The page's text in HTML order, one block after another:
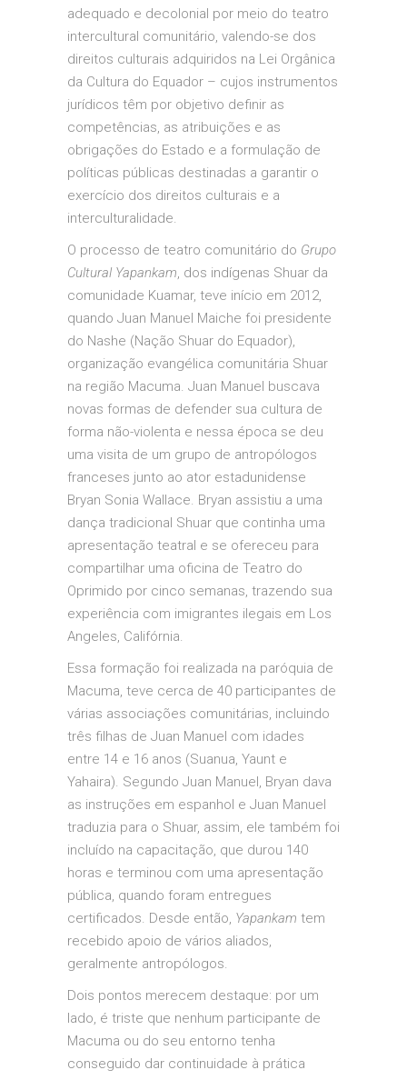
adequado e decolonial por meio do teatro
intercultural comunitário, valendo-se dos
direitos culturais adquiridos na Lei Orgânica
da Cultura do Equador – cujos instrumentos
jurídicos têm por objetivo definir as
competências, as atribuições e as
obrigações do Estado e a formulação de
políticas públicas destinadas a garantir o
exercício dos direitos culturais e a
interculturalidade.
O processo de teatro comunitário do Grupo
Cultural Yapankam, dos indígenas Shuar da
comunidade Kuamar, teve início em 2012,
quando Juan Manuel Maiche foi presidente
do Nashe (Nação Shuar do Equador),
organização evangélica comunitária Shuar
na região Macuma. Juan Manuel buscava
novas formas de defender sua cultura de
forma não-violenta e nessa época se deu
uma visita de um grupo de antropólogos
franceses junto ao ator estadunidense
Bryan Sonia Wallace. Bryan assistiu a uma
dança tradicional Shuar que continha uma
apresentação teatral e se ofereceu para
compartilhar uma oficina de Teatro do
Oprimido por cinco semanas, trazendo sua
experiência com imigrantes ilegais em Los
Angeles, Califórnia.
Essa formação foi realizada na paróquia de
Macuma, teve cerca de 40 participantes de
várias associações comunitárias, incluindo
três filhas de Juan Manuel com idades
entre 14 e 16 anos (Suanua, Yaunt e
Yahaira). Segundo Juan Manuel, Bryan dava
as instruções em espanhol e Juan Manuel
traduzia para o Shuar, assim, ele também foi
incluído na capacitação, que durou 140
horas e terminou com uma apresentação
pública, quando foram entregues
certificados. Desde então, Yapankam tem
recebido apoio de vários aliados,
geralmente antropólogos.
Dois pontos merecem destaque: por um
lado, é triste que nenhum participante de
Macuma ou do seu entorno tenha
conseguido dar continuidade à prática